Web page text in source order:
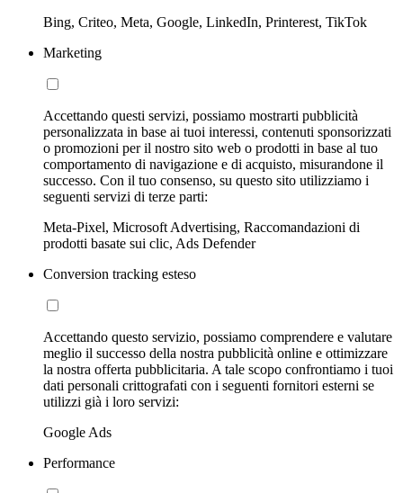
Bing, Criteo, Meta, Google, LinkedIn, Printerest, TikTok
Marketing
Accettando questi servizi, possiamo mostrarti pubblicità
personalizzata in base ai tuoi interessi, contenuti sponsorizzati
o promozioni per il nostro sito web o prodotti in base al tuo
comportamento di navigazione e di acquisto, misurandone il
successo. Con il tuo consenso, su questo sito utilizziamo i
seguenti servizi di terze parti:
Meta-Pixel, Microsoft Advertising, Raccomandazioni di
prodotti basate sui clic, Ads Defender
Conversion tracking esteso
Accettando questo servizio, possiamo comprendere e valutare
meglio il successo della nostra pubblicità online e ottimizzare
la nostra offerta pubblicitaria. A tale scopo confrontiamo i tuoi
dati personali crittografati con i seguenti fornitori esterni se
utilizzi già i loro servizi:
Google Ads
Performance